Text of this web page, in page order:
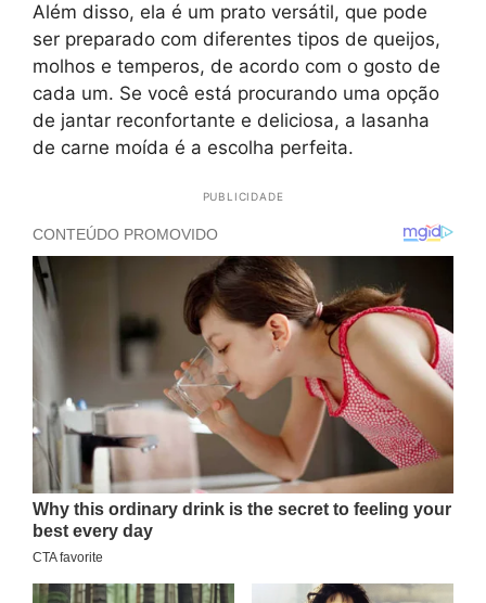
Além disso, ela é um prato versátil, que pode
ser preparado com diferentes tipos de queijos,
molhos e temperos, de acordo com o gosto de
cada um. Se você está procurando uma opção
de jantar reconfortante e deliciosa, a lasanha
de carne moída é a escolha perfeita.
PUBLICIDADE